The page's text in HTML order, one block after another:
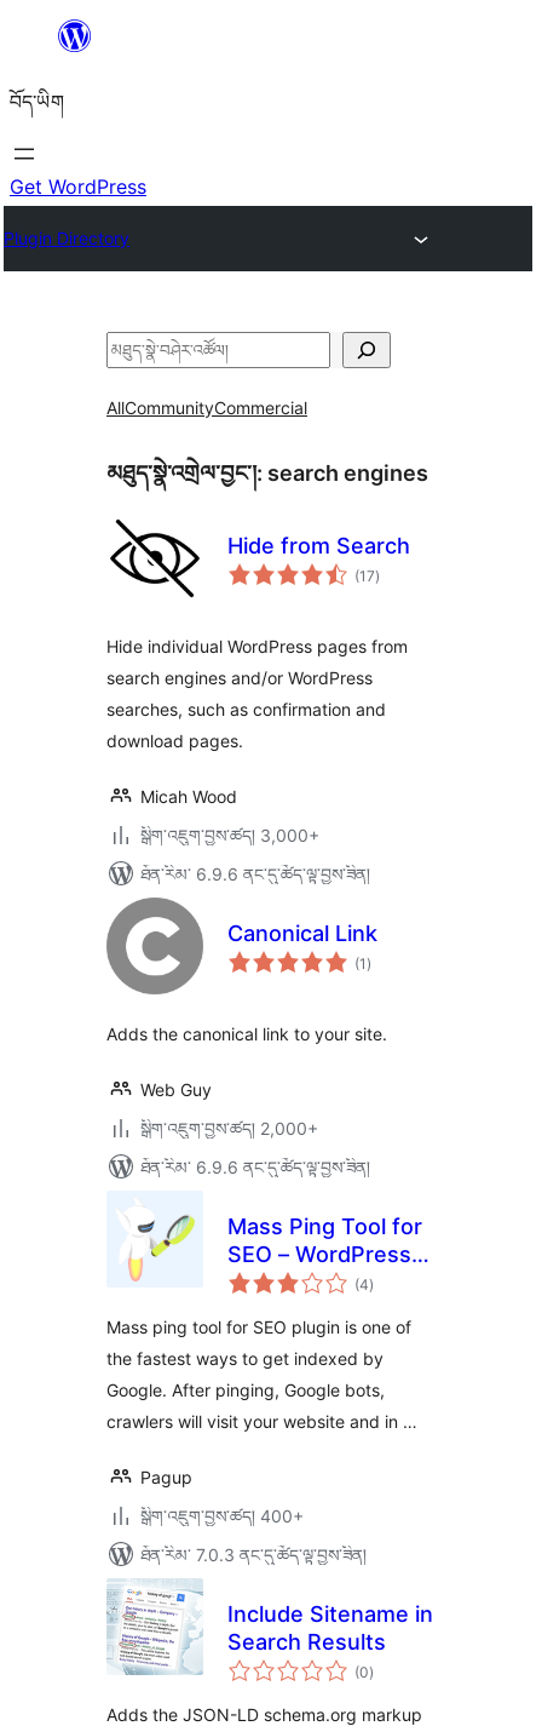
content
བོད་ཡིག
Get WordPress
Plugin Directory
བཤེར་
AllCommunityCommercial
མཐུད་སྣེ་འགྲེལ་བྱང་།: search engines
Hide from Search
(17གདེང་
འཇོག་
)
Hide individual WordPress pages from
search engines and/or WordPress
searches, such as confirmation and
download pages.
Micah Wood
སྒྲིག་འཇུག་བྱས་ཚད། 3,000+
ཐོན་རིམ་ 6.9.6 ནང་དུ་ཚོད་ལྟ་བྱས་ཟིན།
Canonical Link
(1 གདེང་
འཇོག་
)
Adds the canonical link to your site.
Web Guy
སྒྲིག་འཇུག་བྱས་ཚད། 2,000+
ཐོན་རིམ་ 6.9.6 ནང་དུ་ཚོད་ལྟ་བྱས་ཟིན།
Mass Ping Tool for
SEO – WordPress
ping list to get
Google, Yandex, …
(4གདེང་
འཇོག་
ཚང་།
)
Mass ping tool for SEO plugin is one of
the fastest ways to get indexed by
Google. After pinging, Google bots,
crawlers will visit your website and in …
Pagup
སྒྲིག་འཇུག་བྱས་ཚད། 400+
ཐོན་རིམ་ 7.0.3 ནང་དུ་ཚོད་ལྟ་བྱས་ཟིན།
Include Sitename in
Search Results
(0གདེང་
འཇོག་
ཚང་།
)
Adds the JSON-LD schema.org markup